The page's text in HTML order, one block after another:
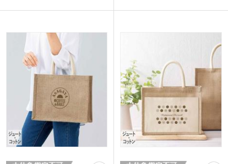
張るものもまとめて入り、ファミリーで
ルカラーのオリジナル印刷が可能。夏の
イベントやキャンペーンノベルティにお
勧めです。
っぽり収まります。
や、企業主催のキャンペーン特典など、
【OBPとは？】
オーシャンバウンドプラスチックの略称
で、海岸から約50km以内の内陸部に廃
棄されているプラスチックのこと。
放置していると海に流出して海洋汚染の
原因になりうるプラスチックごみを再利
用することで環境汚染を軽減できること
で注目されています。